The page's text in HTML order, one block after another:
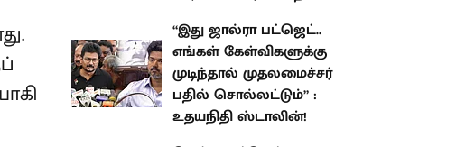
முதலமைச்சர் பதில் சொல்லட்டும்”
: உதயநிதி ஸ்டாலின்!
வெற்று பட்ஜெட்டாக
அமைந்திருக்கிறது வேளாண்